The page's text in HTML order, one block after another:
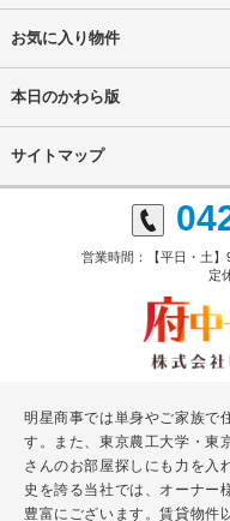
お気に入り物件
本日のかわら版
サイトマップ
営業時間：【平日・土
定
明星商事では単身やご家族で
す。また、東京農工大学・東
さんのお部屋探しにも力を入
史を誇る当社では、オーナー
豊富にございます。賃貸物件